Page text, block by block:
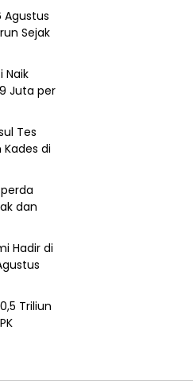
Agustus
Sejak
Naik
Juta per
Tes
di
dan
Hadir di
Triliun